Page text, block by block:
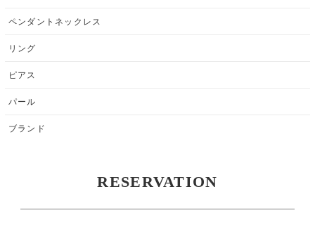
ペンダントネックレス
リング
ピアス
パール
ブランド
RESERVATION